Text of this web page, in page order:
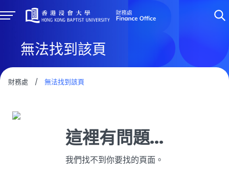
無法找到該頁
財務處 / 無法找到該頁
這裡有問題...
我們找不到你要找的頁面。